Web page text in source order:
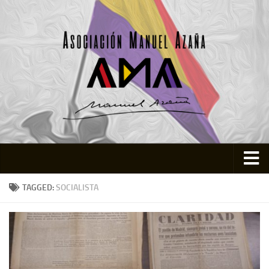
Inicio
Actividades
TAGGED:SOCIALISTA